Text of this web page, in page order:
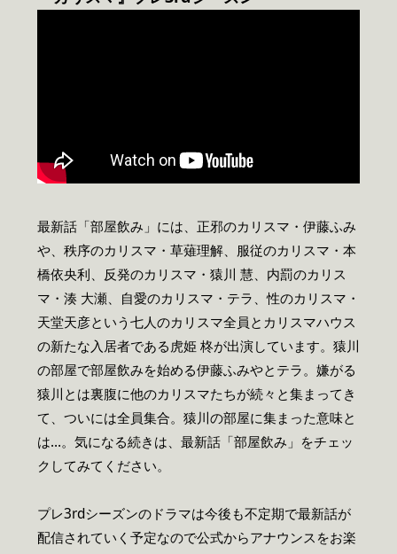
最新話「部屋飲み」には、正邪のカリスマ・伊藤ふみ
や、秩序のカリスマ・草薙理解、服従のカリスマ・本
橋依央利、反発のカリスマ・猿川 慧、内罰のカリス
マ・湊 大瀬、自愛のカリスマ・テラ、性のカリスマ・
天堂天彦という七人のカリスマ全員とカリスマハウス
の新たな入居者である虎姫 柊が出演しています。猿川
の部屋で部屋飲みを始める伊藤ふみやとテラ。嫌がる
猿川とは裏腹に他のカリスマたちが続々と集まってき
て、ついには全員集合。猿川の部屋に集まった意味と
は…。気になる続きは、最新話「部屋飲み」をチェッ
クしてみてください。
プレ3rdシーズンのドラマは今後も不定期で最新話が
配信されていく予定なので公式からアナウンスをお楽